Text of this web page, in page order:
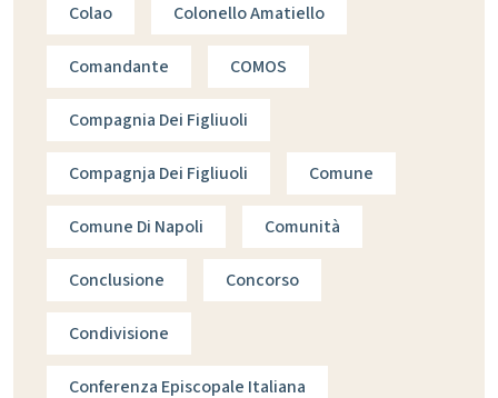
Colao Colonello Amatiello
Comandante COMOS
Compagnia Dei Figliuoli
Compagnja Dei Figliuoli Comune
Comune Di Napoli Comunità
Conclusione Concorso
Condivisione
Conferenza Episcopale Italiana